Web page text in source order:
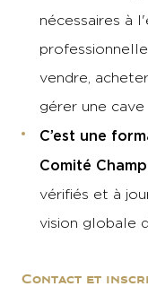
nécessaires à
vendre,
gérer une cave
C’est une
Comité
vérifiés et à
vision globale
Contact et